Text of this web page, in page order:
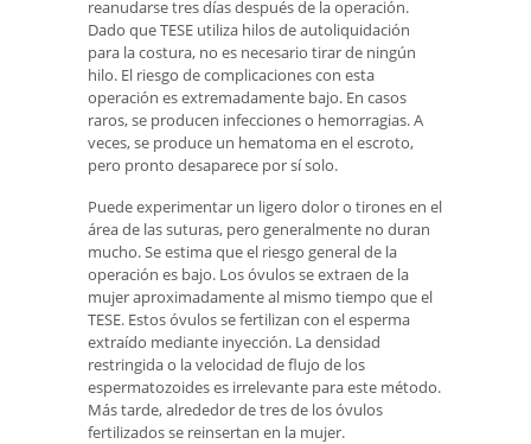
reanudarse tres días después de la operación.
Dado que TESE utiliza hilos de autoliquidación
para la costura, no es necesario tirar de ningún
hilo. El riesgo de complicaciones con esta
operación es extremadamente bajo. En casos
raros, se producen infecciones o hemorragias. A
veces, se produce un hematoma en el escroto,
pero pronto desaparece por sí solo.
Puede experimentar un ligero dolor o tirones en el
área de las suturas, pero generalmente no duran
mucho. Se estima que el riesgo general de la
operación es bajo. Los óvulos se extraen de la
mujer aproximadamente al mismo tiempo que el
TESE. Estos óvulos se fertilizan con el esperma
extraído mediante inyección. La densidad
restringida o la velocidad de flujo de los
espermatozoides es irrelevante para este método.
Más tarde, alrededor de tres de los óvulos
fertilizados se reinsertan en la mujer.